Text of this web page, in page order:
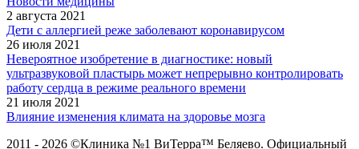
2 августа 2021
Дети с аллергией реже заболевают коронавирусом
26 июля 2021
Невероятное изобретение в диагностике: новый
ультразвуковой пластырь может непрерывно контролировать
работу сердца в режиме реального времени
21 июля 2021
Влияние изменения климата на здоровье мозга
2011 - 2026 ©Клиника №1 ВиТерра™ Беляево. Официальный